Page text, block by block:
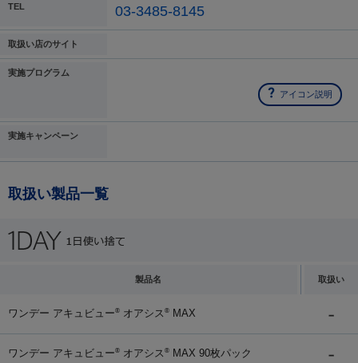
TEL 03-3485-8145
取扱い店のサイト
実施プログラム
アイコン説明
実施キャンペーン
取扱い製品一覧
製品名 取扱い
ワンデー アキュビュー® オアシス ® MAX
ワンデー アキュビュー® オアシス ® MAX 90枚パック